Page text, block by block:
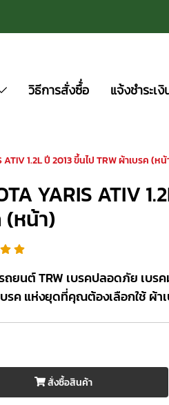
วิธีการสั่งซื้่อ แจ้งชำระเงิ
ATIV 1.2L ปี 2013 ขึ้นไป TRW ผ้าเบรค (ห
YARIS ATIV
(หน้า)
ถยนต์ TRW เบรคปลอดภัย เบร
รค แห่งยุดที่คุณต้องเลือกใช้ ผ้า
สั่งซื้อสินค้า